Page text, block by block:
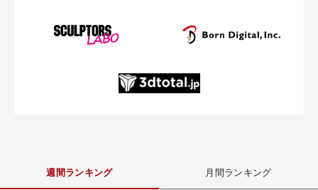
週間ランキング 月間ランキング